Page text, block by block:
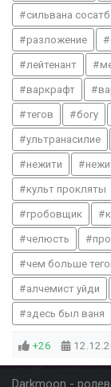
сильвана сосатб
разложение
лейтенант
варкрафт
тегов богу
ультранасилие
нежити
культ прокляты
гробовщик
челюсть
чем больше
алчемист уйди
здесь был ваня
+26
Darkmoon -